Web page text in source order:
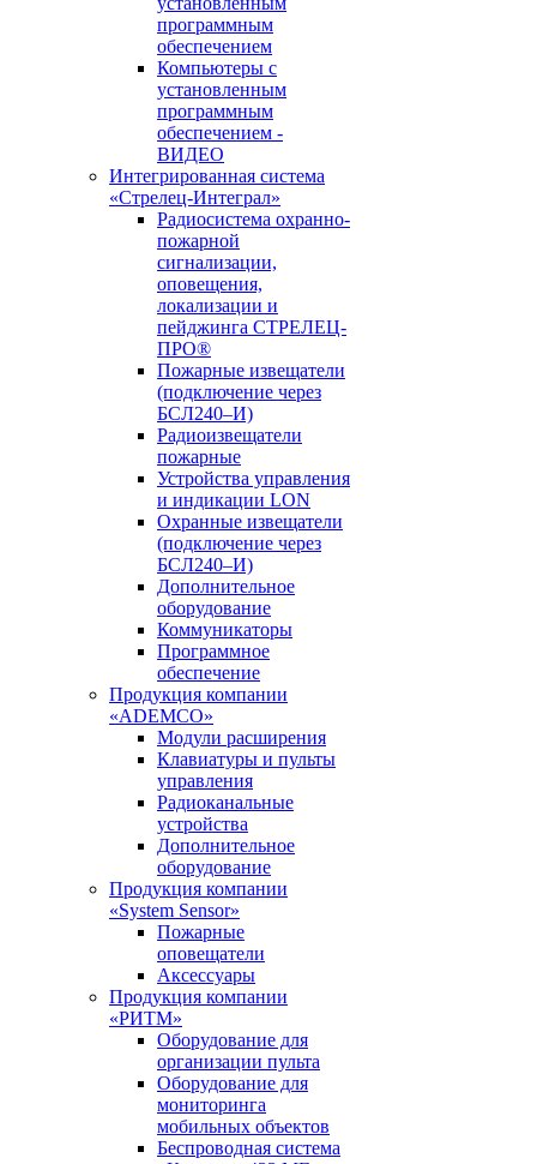
программным
обеспечением
Компьютеры с
установленным
программным
обеспечением -
ВИДЕО
Интегрированная система
«Стрелец-Интеграл»
Радиосистема охранно-
пожарной
сигнализации,
оповещения,
локализации и
пейджинга СТРЕЛЕЦ-
ПРО®
Пожарные извещатели
(подключение через
БСЛ240–И)
Радиоизвещатели
пожарные
Устройства управления
и индикации LON
Охранные извещатели
(подключение через
БСЛ240–И)
Дополнительное
оборудование
Коммуникаторы
Программное
обеспечение
Продукция компании
«ADEMCO»
Модули расширения
Клавиатуры и пульты
управления
Радиоканальные
устройства
Дополнительное
оборудование
Продукция компании
«System Sensor»
Пожарные
оповещатели
Аксессуары
Продукция компании
«РИТМ»
Оборудование для
организации пульта
Оборудование для
мониторинга
мобильных объектов
Беспроводная система